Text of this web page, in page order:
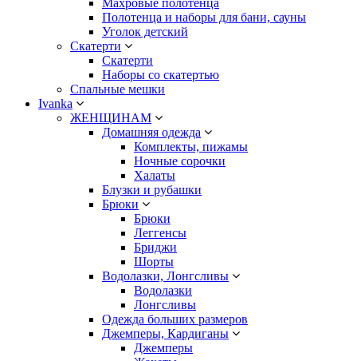
Махровые полотенца
Полотенца и наборы для бани, сауны
Уголок детский
Скатерти
Скатерти
Наборы со скатертью
Спальные мешки
Ivanka
ЖЕНЩИНАМ
Домашняя одежда
Комплекты, пижамы
Ночные сорочки
Халаты
Блузки и рубашки
Брюки
Брюки
Леггенсы
Бриджи
Шорты
Водолазки, Лонгсливы
Водолазки
Лонгсливы
Одежда больших размеров
Джемперы, Кардиганы
Джемперы